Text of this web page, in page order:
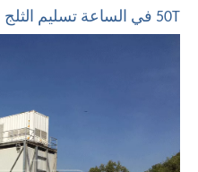
50T في الساعة تسليم الثلج الطيني